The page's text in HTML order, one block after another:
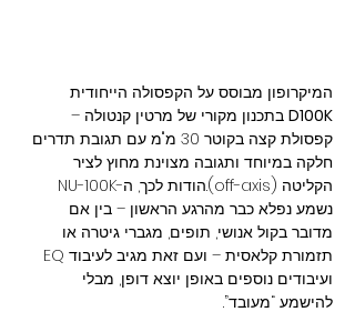
המיקרופון מבוסס על הקפסולה הייחודית
D100K בתכנון מקורי של מרטין קנטולה –
קפסולת קצה בקוטר 30 מ"מ עם תגובת תדרים
חלקה במיוחד ותגובה מצוינת מחוץ לציר
נשמע נפלא כבר מהרגע הראשון – בין אם
מדובר בקול אנושי, תופים, מגברי גיטרה או
ועיבודים נוספים באופן יוצא דופן, מבלי
להישמע “מעובד”.